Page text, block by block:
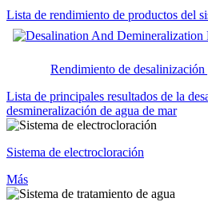
Lista de rendimiento de productos del
Rendimiento de
Lista de principales resultados de la
desmineralización de agua de mar
Sistema de electrocloración
Más